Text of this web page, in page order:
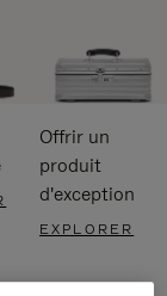
Offrir un
produit
d'exception
EXPLORER